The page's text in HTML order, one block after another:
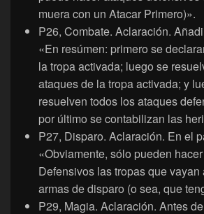
muera con un Atacar Primero)».
P26, Combate. Aclaración.
«En resúmen: primero se
la tropa activada; luego se
ataques de la tropa activada; y
resuelven todos los ataques
por último se contabilizan las
P27, Disparo. Aclaración. En el
«Obviamente, sólo pueden
Defensivos las tropas que vayan
armas de disparo (o sea, que
P29, Magia. Aclaración. Antes